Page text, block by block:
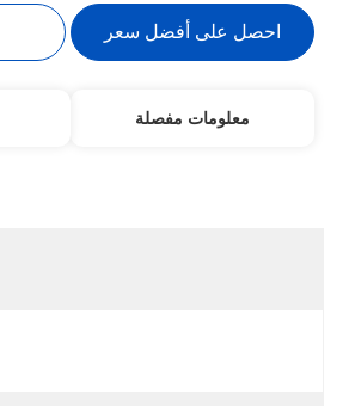
احصل على أفضل سعر
معلومات مفصلة